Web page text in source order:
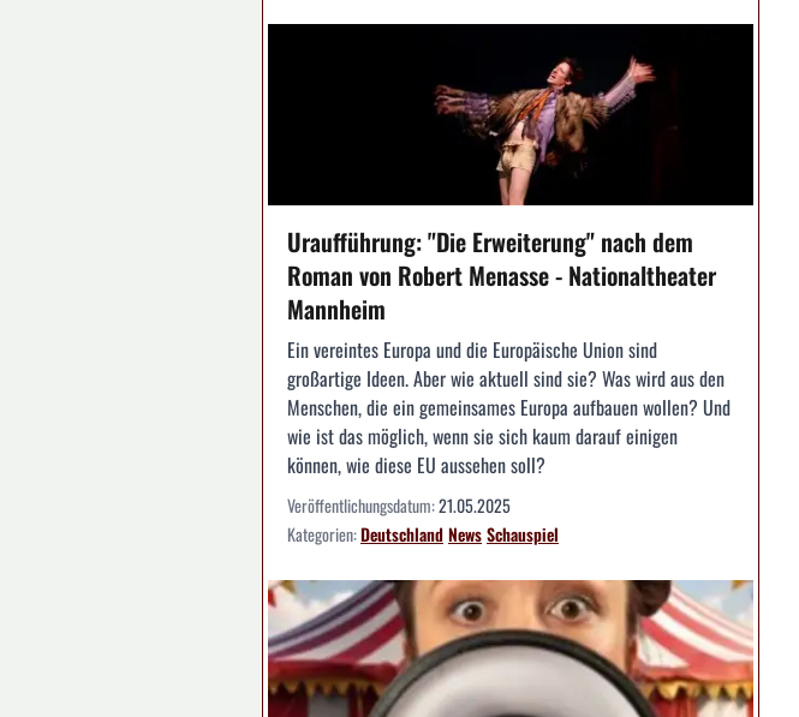
Uraufführung: "Die Erweiterung" nach dem
Roman von Robert Menasse - Nationaltheater
Mannheim
Ein vereintes Europa und die Europäische Union sind
großartige Ideen. Aber wie aktuell sind sie? Was wird aus den
Menschen, die ein gemeinsames Europa aufbauen wollen? Und
wie ist das möglich, wenn sie sich kaum darauf einigen
können, wie diese EU aussehen soll?
Veröffentlichungsdatum:21.05.2025
Kategorien:DeutschlandNewsSchauspiel